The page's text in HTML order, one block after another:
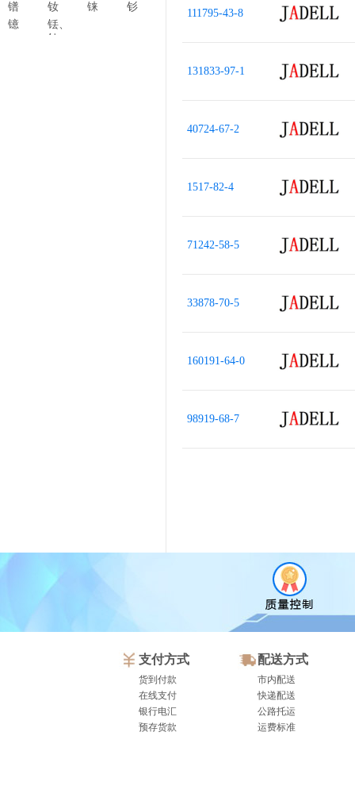
镨
钕 铼
钐
镱
铥、
钆、
111795-43-8
131833-97-1
40724-67-2
1517-82-4
71242-58-5
33878-70-5
160191-64-0
98919-68-7
支付方式
货到付款
在线支付
银行电汇
预存货款
配送方式
市内配送
快递配送
公路托运
运费标准